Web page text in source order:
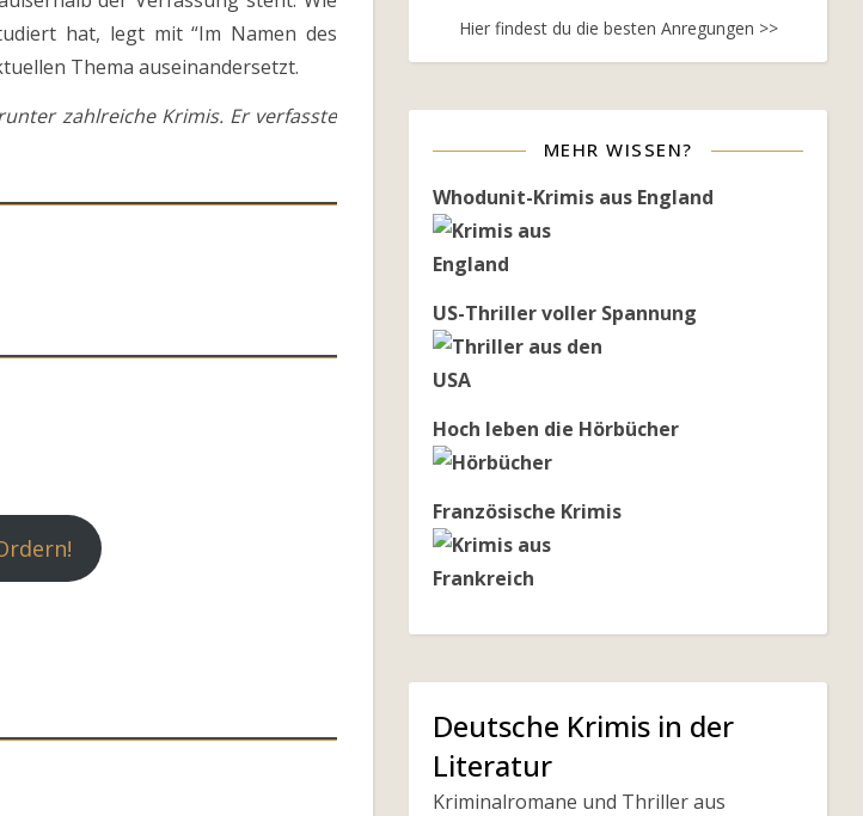
hat, legt mit “Im Namen des
Thema auseinandersetzt.
zahlreiche Krimis. Er verfasste
Hier findest du die besten Anregungen >>
MEHR WISSEN?
Whodunit-Krimis aus England
US-Thriller voller Spannung
Hoch leben die Hörbücher
Französische Krimis
Deutsche Krimis in der
Literatur
Kriminalromane und Thriller aus